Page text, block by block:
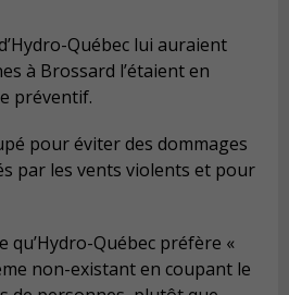
Québec lui auraient
à Brossard l’étaient en
préventif.
pour éviter des dommages
par les vents violents et pour
qu’Hydro-Québec préfère «
non-existant en coupant le